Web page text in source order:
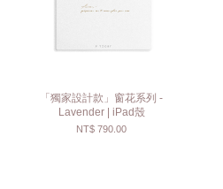
「獨家設計款」窗花系列 -
Lavender | iPad殼
NT$ 790.00